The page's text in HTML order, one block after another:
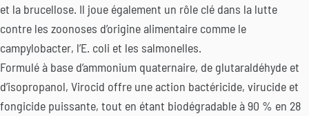
et la brucellose. Il joue également un rôle clé dans la lutte
contre les zoonoses d’origine alimentaire comme le
campylobacter, l’E. coli et les salmonelles.
Formulé à base d’ammonium quaternaire, de glutaraldéhyde et
d’isopropanol, Virocid offre une action bactéricide, virucide et
fongicide puissante, tout en étant biodégradable à 90 % en 28